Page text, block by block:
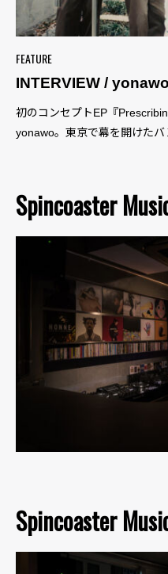
FEATURE
INTERVIEW / yonawo
初のコンセプトEP『
yonawo。東京で幕を開けた
Spincoaster
Spincoaster